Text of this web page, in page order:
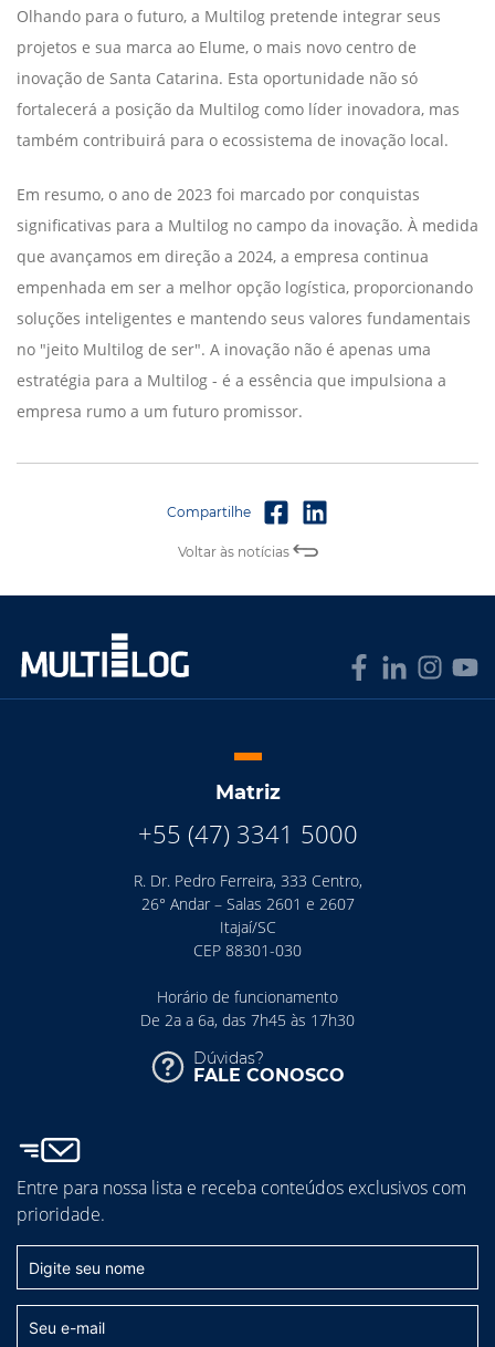
Olhando para o futuro, a Multilog pretende integrar seus
projetos e sua marca ao Elume, o mais novo centro de
inovação de Santa Catarina. Esta oportunidade não só
fortalecerá a posição da Multilog como líder inovadora, mas
também contribuirá para o ecossistema de inovação local.
Em resumo, o ano de 2023 foi marcado por conquistas
significativas para a Multilog no campo da inovação. À medida
que avançamos em direção a 2024, a empresa continua
empenhada em ser a melhor opção logística, proporcionando
soluções inteligentes e mantendo seus valores fundamentais
no "jeito Multilog de ser". A inovação não é apenas uma
estratégia para a Multilog - é a essência que impulsiona a
empresa rumo a um futuro promissor.
Voltar às notícias
Matriz
+55 (47) 3341 5000
R. Dr. Pedro Ferreira, 333 Centro,
26° Andar – Salas 2601 e 2607
Itajaí/SC
CEP 88301-030
Horário de funcionamento
De 2a a 6a, das 7h45 às 17h30
Dúvidas?
FALE CONOSCO
Entre para nossa lista e receba conteúdos exclusivos com
prioridade.